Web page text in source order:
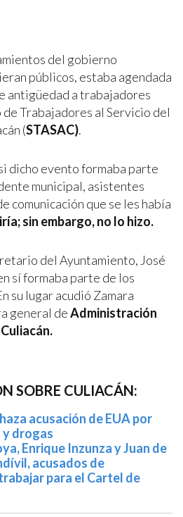
del gobierno
públicos, estaba agendada
antigüedad a trabajadores
Trabajadores al Servicio del
(STASAC).
dicho evento formaba parte
municipal, asistentes
comunicación que se les había
sin embargo, no lo hizo.
del Ayuntamiento, José
sí formaba parte de los
su lugar acudió Zamara
general deAdministración
SOBRE CULIACÁN:
acusación de EUA por
drogas
Enrique Inzunza y Juan de
acusados de
para el Cartel de